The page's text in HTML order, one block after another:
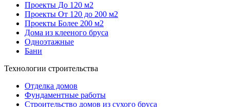
Проекты До 120 м2
Проекты От 120 до 200 м2
Проекты Более 200 м2
Дома из клееного бруса
Одноэтажные
Бани
Технологии строительства
Отделка домов
Фундаментные работы
Строительство домов из сухого бруса